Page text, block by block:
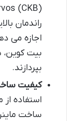
راندمان
اجازه می
بیت کوین،
بپردازند.
کیفیت
استفاده
ساخت